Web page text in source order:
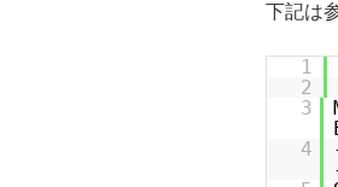
下記は
1
2
3
4